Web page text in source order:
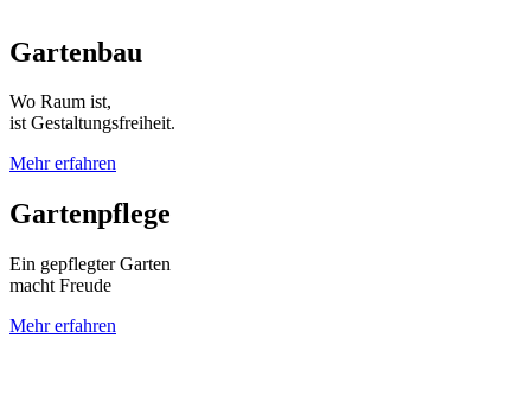
Gartenbau
Wo Raum ist,
ist Gestaltungsfreiheit.
Mehr erfahren
Gartenpflege
Ein gepflegter Garten
macht Freude
Mehr erfahren